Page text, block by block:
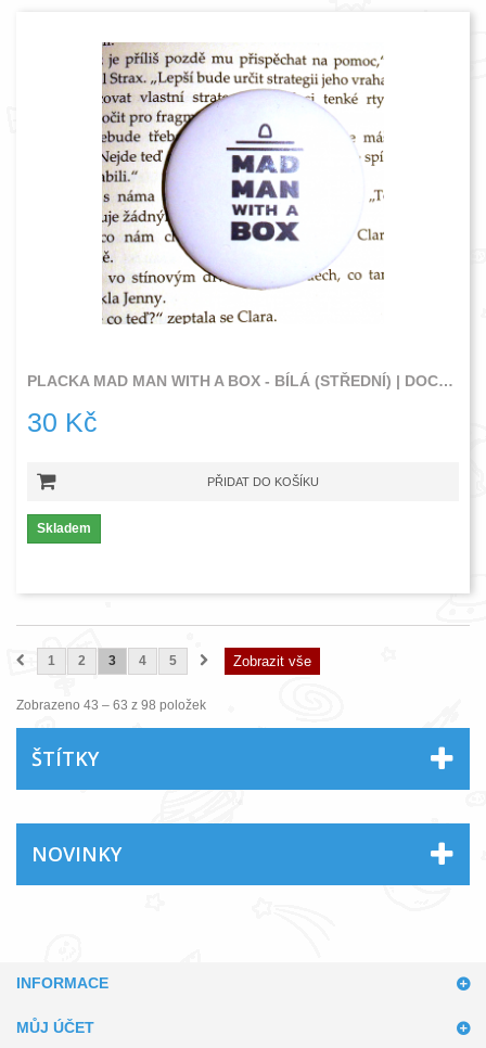
PLACKA MAD MAN WITH A BOX - BÍLÁ (STŘEDNÍ) | DOCTOR WHO
30 Kč
PŘIDAT DO KOŠÍKU
Skladem
Zobrazit vše
1 2 3 4 5
Zobrazeno 43 – 63 z 98 položek
ŠTÍTKY
NOVINKY
INFORMACE
MŮJ ÚČET